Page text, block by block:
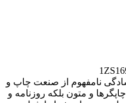
نامفهوم از صنعت چاپ و
و متون بلکه روزنامه و